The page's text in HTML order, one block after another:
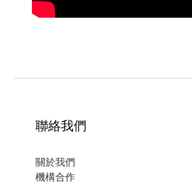
聯絡我們
關於我們
機構合作